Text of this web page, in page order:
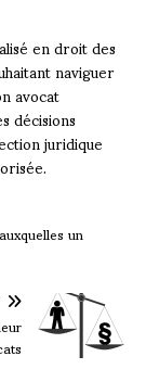
en droit des
naviguer
avocat
juridique
un